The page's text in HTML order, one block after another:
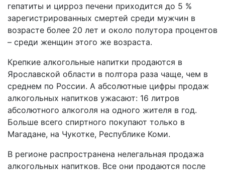
гепатиты и цирроз печени приходится до 5 %
зарегистрированных смертей среди мужчин в
возрасте более 20 лет и около полутора процентов
– среди женщин этого же возраста.
Крепкие алкогольные напитки продаются в
Ярославской области в полтора раза чаще, чем в
среднем по России. А абсолютные цифры продаж
алкогольных напитков ужасают: 16 литров
абсолютного алкоголя на одного жителя в год.
Больше всего спиртного покупают только в
Магадане, на Чукотке, Республике Коми.
В регионе распространена нелегальная продажа
алкогольных напитков. Все они продаются после